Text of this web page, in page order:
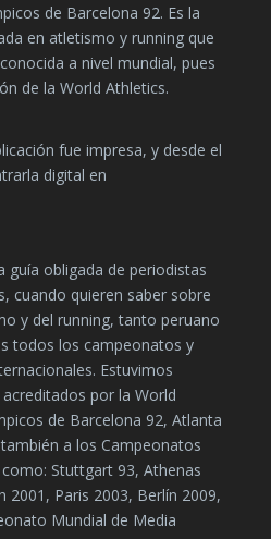
de Barcelona 92. Es la
en atletismo y running que
a nivel mundial, pues
de la World Athletics.
fue impresa, y desde el
digital en
guía obligada de periodistas
cuando quieren saber sobre
y del running, tanto peruano
todos los campeonatos y
Estuvimos
por la World
de Barcelona 92, Atlanta
a los Campeonatos
Stuttgart 93, Athenas
2001, Paris 2003, Berlín 2009,
Mundial de Media